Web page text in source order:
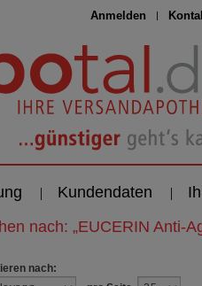
Anmelden
Kundendaten
nach: „EUCERIN Anti-
nach: